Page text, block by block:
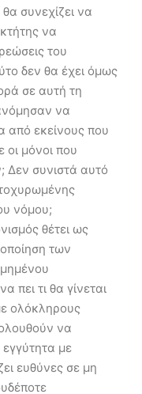
συνεχίζει να
να
του
δεν θα έχει όμως
σε αυτή τη
να
από εκείνους που
οι μόνοι που
συνιστά αυτό
νόμου;
θέτει ως
των
πει τι θα γίνεται
ολόκληρους
να
με
ευθύνες σε μη